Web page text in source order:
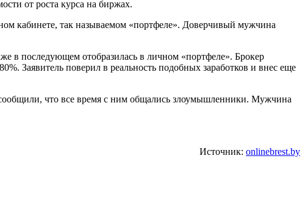
от роста курса на биржах.
кабинете, так называемом «портфеле». Доверчивый мужчина
в последующем отобразилась в личном «портфеле». Брокер
Заявитель поверил в реальность подобных заработков и внес еще
что все время с ним общались злоумышленники. Мужчина
Источник: onlinebrest.by